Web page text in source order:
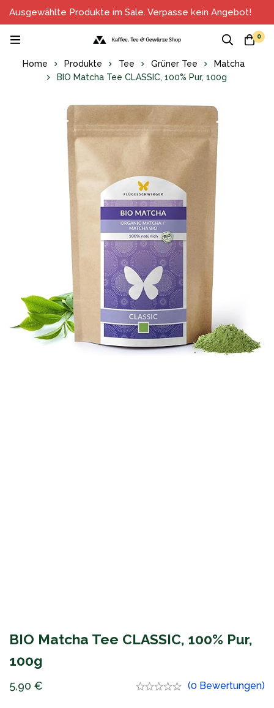
Ausgewählte Produkte im Sale. Verpasse kein Angebot!
0
Home Produkte Tee Grüner Tee
Matcha
BIO Matcha Tee CLASSIC, 100% Pur, 100g
BIO Matcha Tee CLASSIC, 100% Pur,
100g
5,90 € (0 Bewertungen)